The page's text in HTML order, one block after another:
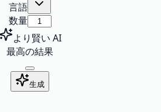
言語
数量
より賢い AI
最高の結果
生成